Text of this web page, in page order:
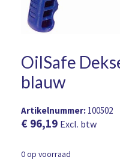
OilSafe
blauw
Artikelnummer: 100502
€ 96,19 Excl. btw
0 op voorraad